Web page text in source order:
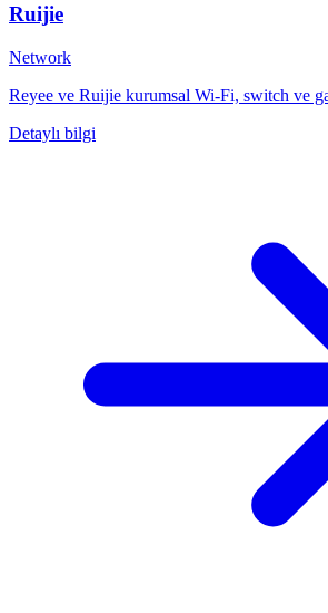
Ruijie
Network
Reyee ve Ruijie kurumsal Wi-Fi, switch ve
Detaylı bilgi